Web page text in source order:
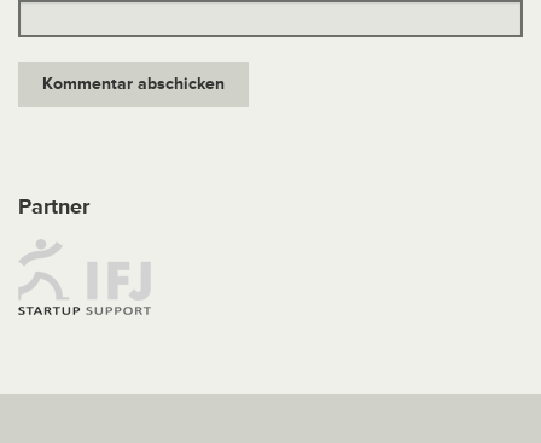
Partner